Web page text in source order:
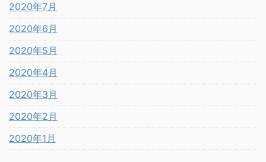
2020年7月
2020年6月
2020年5月
2020年4月
2020年3月
2020年2月
2020年1月